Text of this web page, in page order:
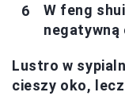
W feng
negatywną
Lustro w
cieszy oko,